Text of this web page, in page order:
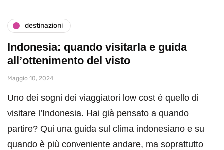
destinazioni
Indonesia: quando visitarla e guida
all’ottenimento del visto
Maggio 10, 2024
Uno dei sogni dei viaggiatori low cost è quello di
visitare l’Indonesia. Hai già pensato a quando
partire? Qui una guida sul clima indonesiano e su
quando è più conveniente andare, ma soprattutto